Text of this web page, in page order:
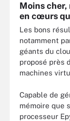
Moins
en cœurs
Les bons
notamment
géants du
proposé près
machines
Capable de
mémoire que
processeur